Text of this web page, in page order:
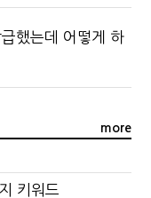
했는데 어떻게 하
more
키워드